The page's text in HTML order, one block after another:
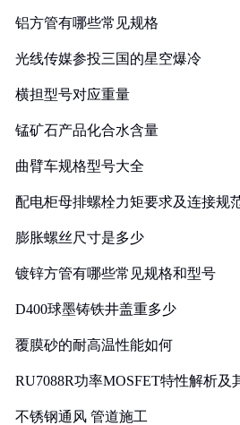
铝方管有哪些常见规格
光线传媒参投三国的星空爆冷
横担型号对应重量
锰矿石产品化合水含量
曲臂车规格型号大全
配电柜母排螺栓力矩要求及连接规
膨胀螺丝尺寸是多少
镀锌方管有哪些常见规格和型号
D400球墨铸铁井盖重多少
覆膜砂的耐高温性能如何
RU7088R功率MOSFET特性解析及
不锈钢通风 管道施工